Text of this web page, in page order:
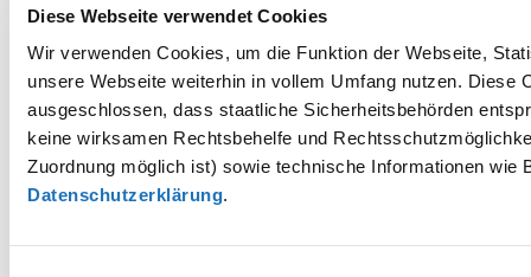
Diese Webseite verwendet Cookies
Wir verwenden Cookies, um die Funktion der Webseite,
unsere Webseite weiterhin in vollem Umfang nutzen.
ausgeschlossen, dass staatliche Sicherheitsbehörden
keine wirksamen Rechtsbehelfe und
Zuordnung möglich ist) sowie technische Informationen
Datenschutzerklärung.